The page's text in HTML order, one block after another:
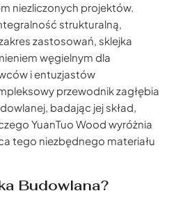
niezliczonych projektów.
strukturalną,
zastosowań, sklejka
węgielnym dla
i entuzjastów
przewodnik zagłębia
badając jej skład,
YuanTuo Wood wyróżnia
tego niezbędnego materiału
Budowlana?